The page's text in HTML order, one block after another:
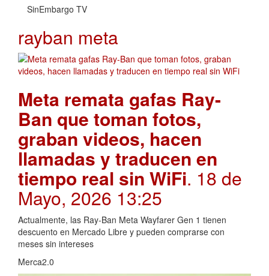
SinEmbargo TV
rayban meta
Meta remata gafas Ray-
Ban que toman fotos,
graban videos, hacen
llamadas y traducen en
tiempo real sin WiFi. 18 de
Mayo, 2026 13:25
Actualmente, las Ray-Ban Meta Wayfarer Gen 1 tienen
descuento en Mercado Libre y pueden comprarse con
meses sin intereses
Merca2.0